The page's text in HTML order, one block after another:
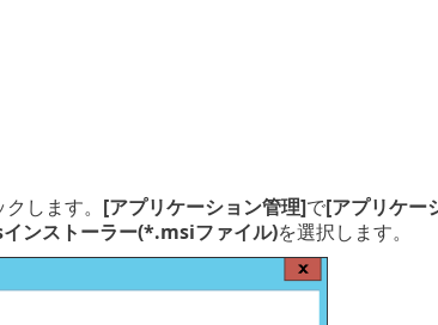
します。 [アプリケーション管理]で[アプリケー
ンストーラー(*.msiファイル)を選択します。